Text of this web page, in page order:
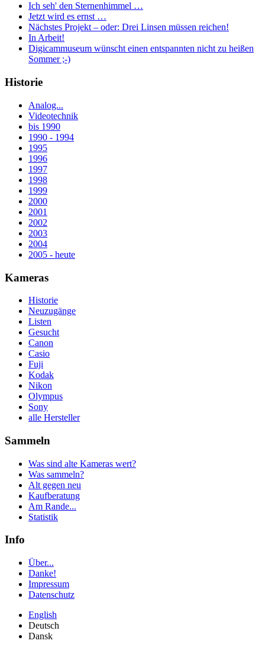
Ich seh' den Sternenhimmel …
Jetzt wird es ernst …
Nächstes Projekt – oder: Drei Linsen müssen reichen!
In Arbeit!
Digicammuseum wünscht einen entspannten nicht zu heißen
Sommer ;-)
Historie
Analog...
Videotechnik
bis 1990
1990 - 1994
1995
1996
1997
1998
1999
2000
2001
2002
2003
2004
2005 - heute
Kameras
Historie
Neuzugänge
Listen
Gesucht
Canon
Casio
Fuji
Kodak
Nikon
Olympus
Sony
alle Hersteller
Sammeln
Was sind alte Kameras wert?
Was sammeln?
Alt gegen neu
Kaufberatung
Am Rande...
Statistik
Info
Über...
Danke!
Impressum
Datenschutz
English
Deutsch
Dansk